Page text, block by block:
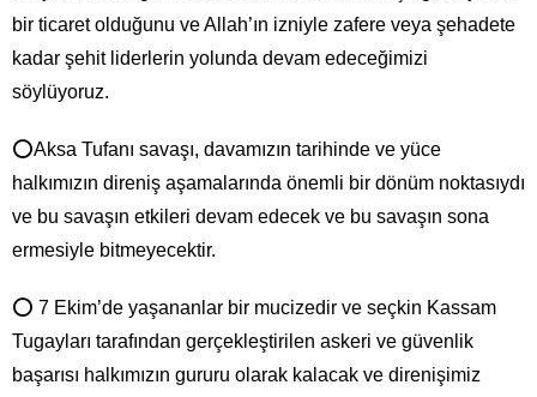
bir ticaret olduğunu ve Allah’ın izniyle zafere veya şehadete
kadar şehit liderlerin yolunda devam edeceğimizi
söylüyoruz.
⭕Aksa Tufanı savaşı, davamızın tarihinde ve yüce
halkımızın direniş aşamalarında önemli bir dönüm noktasıydı
ve bu savaşın etkileri devam edecek ve bu savaşın sona
ermesiyle bitmeyecektir.
⭕ 7 Ekim’de yaşananlar bir mucizedir ve seçkin Kassam
Tugayları tarafından gerçekleştirilen askeri ve güvenlik
başarısı halkımızın gururu olarak kalacak ve direnişimiz